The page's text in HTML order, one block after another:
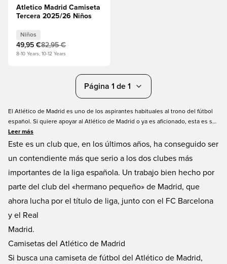
Atletico Madrid Camiseta
Tercera 2025/26 Niños
Niños
49,95 €82,95 €
8-10 Years, 10-12 Years
Página 1 de 1
El Atlético de Madrid es uno de los aspirantes habituales al trono del fútbol
español. Si quiere apoyar al Atlético de Madrid o ya es aficionado, esta es su
página. Explore nuestra amplia selección de camisetas del Atlético de
Madrid, que incluye equipaciones de local, visitante y tercera equipación en
del Atlético de Madrid con uno de sus jugadores favoritos del primer equipo.
Pida hoy mismo su camiseta del Atlético de Madrid en Unisport.
Leer más
Este es un club que, en los últimos años, ha conseguido ser
un contendiente más que serio a los dos clubes más
importantes de la liga española. Un trabajo bien hecho por
parte del club del «hermano pequeño» de Madrid, que
ahora lucha por el título de liga, junto con el FC Barcelona
y el Real
Madrid.
Camisetas del Atlético de Madrid
Si busca una camiseta de fútbol del Atlético de Madrid,